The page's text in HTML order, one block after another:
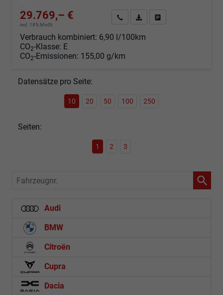
29.769,– €
incl. 19% MwSt.
Angebot anfordern
Fahrzeugexpose (PDF)
Verbrauch kombiniert: 6,90 l/100km
CO2-Klasse: E
CO2-Emissionen: 155,00 g/km
Datensätze pro Seite:
10 20 50 100 250
Seiten:
1 2 3
Fahrzeugnr.
Audi
BMW
Citroën
Cupra
Dacia